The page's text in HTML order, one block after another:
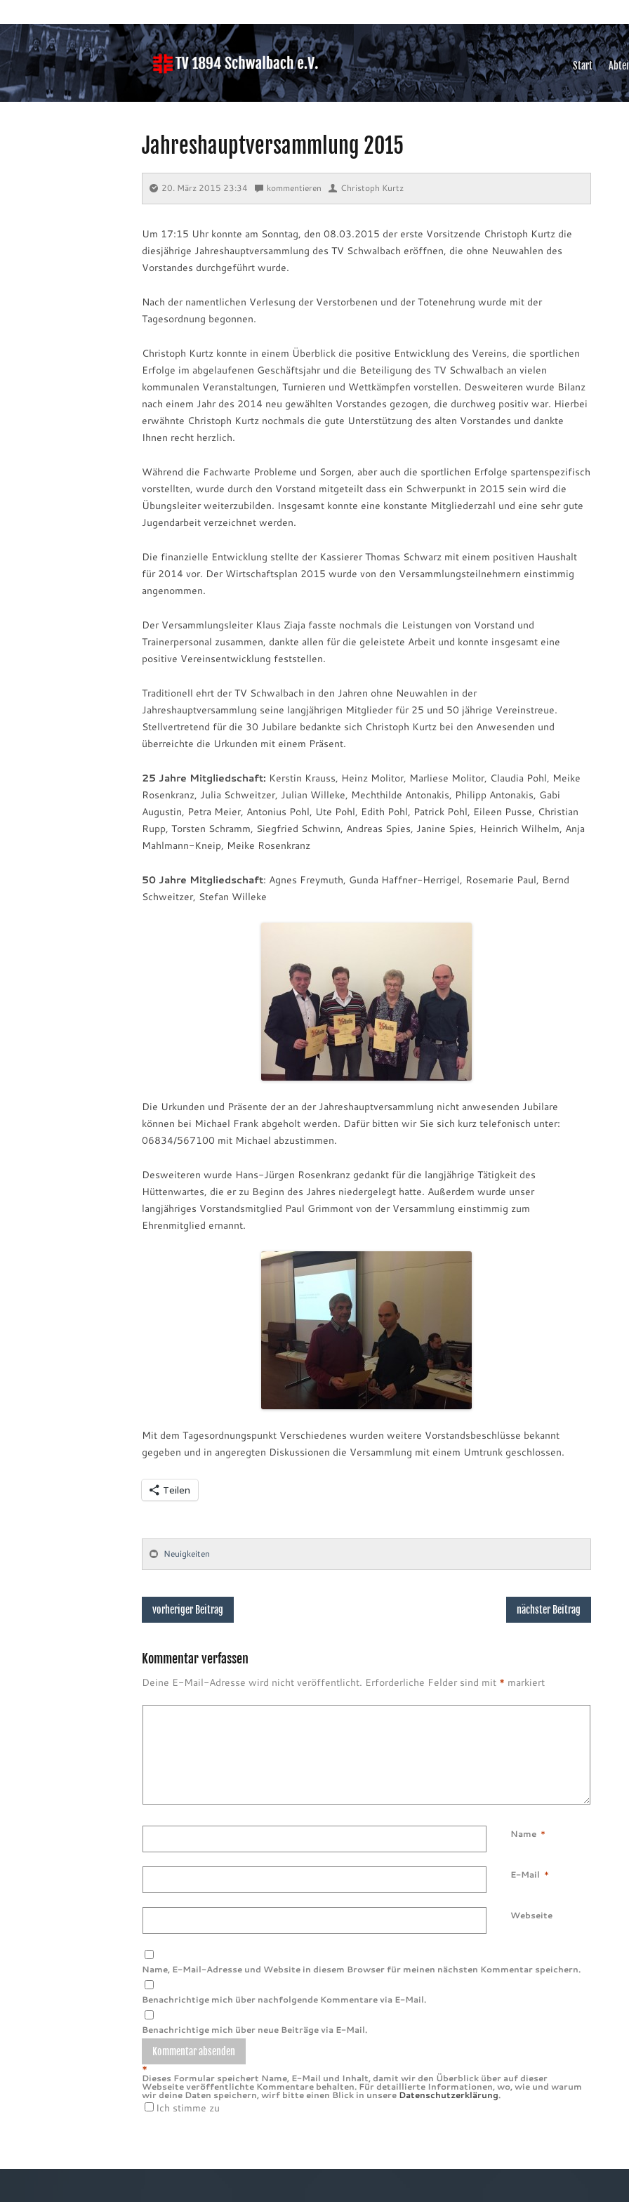
Start
Jahreshauptversammlung 2015
20. März 2015 23:34 kommentieren Christoph Kurtz
Um 17:15 Uhr konnte am Sonntag, den 08.03.2015 der erste Vorsitzende Christoph Kurtz die
diesjährige Jahreshauptversammlung des TV Schwalbach eröffnen, die ohne Neuwahlen des
Vorstandes durchgeführt wurde.
Nach der namentlichen Verlesung der Verstorbenen und der Totenehrung wurde mit der
Tagesordnung begonnen.
Christoph Kurtz konnte in einem Überblick die positive Entwicklung des Vereins, die sportlichen
Erfolge im abgelaufenen Geschäftsjahr und die Beteiligung des TV Schwalbach an vielen
kommunalen Veranstaltungen, Turnieren und Wettkämpfen vorstellen. Desweiteren wurde Bilanz
nach einem Jahr des 2014 neu gewählten Vorstandes gezogen, die durchweg positiv war. Hierbei
erwähnte Christoph Kurtz nochmals die gute Unterstützung des alten Vorstandes und dankte
Ihnen recht herzlich.
Während die Fachwarte Probleme und Sorgen, aber auch die sportlichen Erfolge spartenspezifisch
vorstellten, wurde durch den Vorstand mitgeteilt dass ein Schwerpunkt in 2015 sein wird die
Übungsleiter weiterzubilden. Insgesamt konnte eine konstante Mitgliederzahl und eine sehr gute
Jugendarbeit verzeichnet werden.
Die finanzielle Entwicklung stellte der Kassierer Thomas Schwarz mit einem positiven Haushalt
für 2014 vor. Der Wirtschaftsplan 2015 wurde von den Versammlungsteilnehmern einstimmig
angenommen.
Der Versammlungsleiter Klaus Ziaja fasste nochmals die Leistungen von Vorstand und
Trainerpersonal zusammen, dankte allen für die geleistete Arbeit und konnte insgesamt eine
positive Vereinsentwicklung feststellen.
Traditionell ehrt der TV Schwalbach in den Jahren ohne Neuwahlen in der
Jahreshauptversammlung seine langjährigen Mitglieder für 25 und 50 jährige Vereinstreue.
Stellvertretend für die 30 Jubilare bedankte sich Christoph Kurtz bei den Anwesenden und
überreichte die Urkunden mit einem Präsent.
25 Jahre Mitgliedschaft: Kerstin Krauss, Heinz Molitor, Marliese Molitor, Claudia Pohl, Meike
Rosenkranz, Julia Schweitzer, Julian Willeke, Mechthilde Antonakis, Philipp Antonakis, Gabi
Augustin, Petra Meier, Antonius Pohl, Ute Pohl, Edith Pohl, Patrick Pohl, Eileen Pusse, Christian
Rupp, Torsten Schramm, Siegfried Schwinn, Andreas Spies, Janine Spies, Heinrich Wilhelm, Anja
Mahlmann-Kneip, Meike Rosenkranz
50 Jahre Mitgliedschaft: Agnes Freymuth, Gunda Haffner-Herrigel, Rosemarie Paul, Bernd
Schweitzer, Stefan Willeke
Die Urkunden und Präsente der an der Jahreshauptversammlung nicht anwesenden Jubilare
können bei Michael Frank abgeholt werden. Dafür bitten wir Sie sich kurz telefonisch unter:
06834/567100 mit Michael abzustimmen.
Desweiteren wurde Hans-Jürgen Rosenkranz gedankt für die langjährige Tätigkeit des
Hüttenwartes, die er zu Beginn des Jahres niedergelegt hatte. Außerdem wurde unser
langjähriges Vorstandsmitglied Paul Grimmont von der Versammlung einstimmig zum
Ehrenmitglied ernannt.
Mit dem Tagesordnungspunkt Verschiedenes wurden weitere Vorstandsbeschlüsse bekannt
gegeben und in angeregten Diskussionen die Versammlung mit einem Umtrunk geschlossen.
Teilen
Neuigkeiten
vorheriger Beitrag nächster Beitrag
Kommentar verfassen
Deine E-Mail-Adresse wird nicht veröffentlicht. Erforderliche Felder sind mit * markiert
Name *
E-Mail *
Webseite
Name, E-Mail-Adresse und Website in diesem Browser für meinen nächsten Kommentar speichern.
Benachrichtige mich über nachfolgende Kommentare via E-Mail.
Benachrichtige mich über neue Beiträge via E-Mail.
*
Dieses Formular speichert Name, E-Mail und Inhalt, damit wir den Überblick über auf dieser
Webseite veröffentlichte Kommentare behalten. Für detaillierte Informationen, wo, wie und warum
wir deine Daten speichern, wirf bitte einen Blick in unsere Datenschutzerklärung.
Ich stimme zu